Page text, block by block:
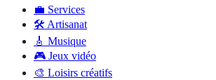
💼 Services
🛠 Artisanat
🎸 Musique
🎮 Jeux vidéo
🎨 Loisirs créatifs